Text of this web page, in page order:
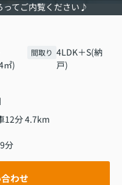
ってご内覧ください♪
㎡)
間取り 4LDK＋S(納
戸)
12分 4.7km
分
わせ